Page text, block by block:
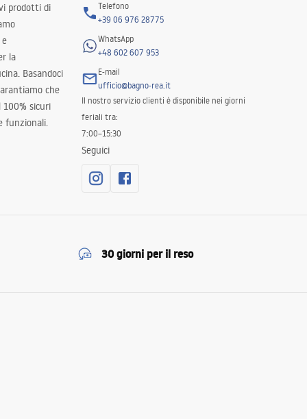
prodotti di
la
Basandoci
che
sicuri
funzionali.
Telefono
+39 06 976 28775
WhatsApp
+48 602 607 953
E-mail
ufficio@bagno-rea.it
Il nostro servizio clienti è disponibile nei giorni
feriali tra:
7:00–15:30
Seguici
30 giorni per il reso